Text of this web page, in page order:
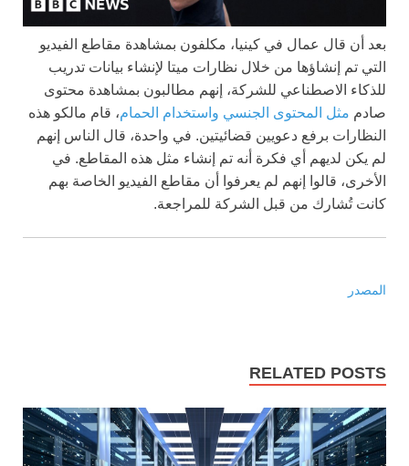
بعد أن قال عمال في كينيا، مكلفون بمشاهدة مقاطع الفيديو
التي تم إنشاؤها من خلال نظارات ميتا لإنشاء بيانات تدريب
للذكاء الاصطناعي للشركة، إنهم مطالبون بمشاهدة محتوى
صادم مثل المحتوى الجنسي واستخدام الحمام، قام مالكو هذه
النظارات برفع دعويين قضائيتين. في واحدة، قال الناس إنهم
لم يكن لديهم أي فكرة أنه تم إنشاء مثل هذه المقاطع. في
الأخرى، قالوا إنهم لم يعرفوا أن مقاطع الفيديو الخاصة بهم
كانت تُشارك من قبل الشركة للمراجعة.
المصدر
RELATED POSTS